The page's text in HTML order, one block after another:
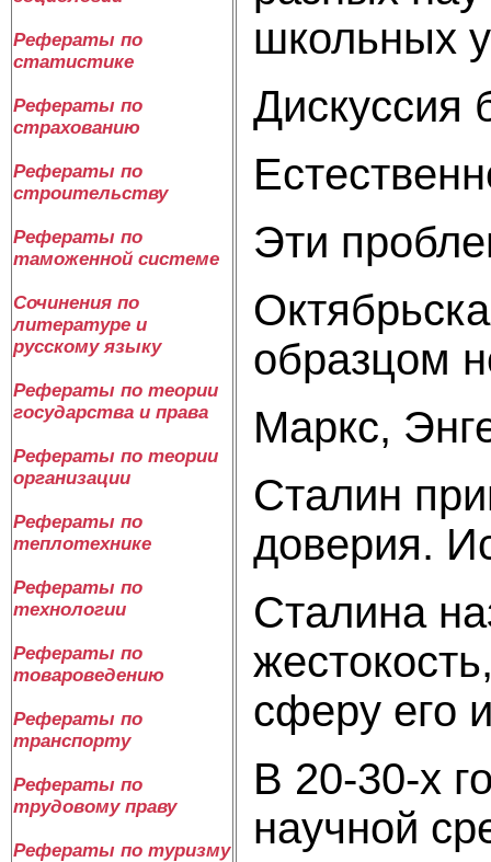
Рефераты по
статистике
Рефераты по
страхованию
Рефераты по
строительству
Рефераты по
таможенной системе
Сочинения по
литературе и
русскому языку
Рефераты по теории
государства и права
Рефераты по теории
организации
Рефераты по
теплотехнике
Рефераты по
технологии
Рефераты по
товароведению
Рефераты по
транспорту
Рефераты по
трудовому праву
Рефераты по туризму
школьных
Дискуссия
Эти
образцом
Маркс,
Сталин
доверия.
Сталина
сферу его
В 20-30-х
научной